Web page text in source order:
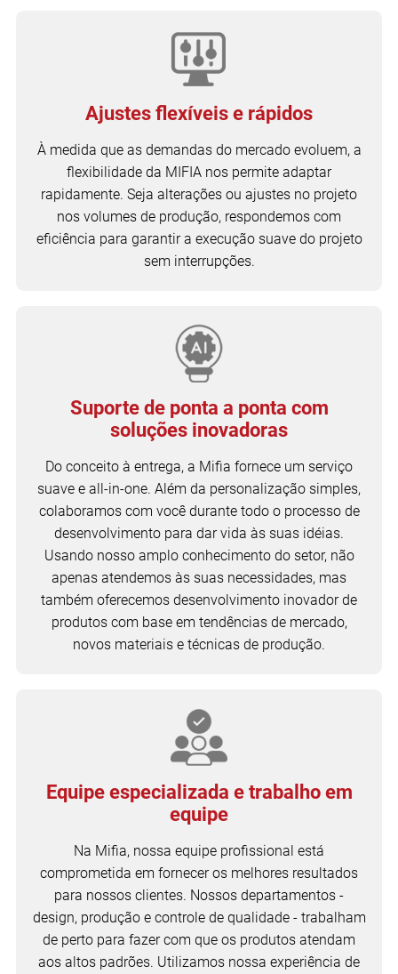
Ajustes flexíveis e rápidos
À medida que as demandas do mercado evoluem, a
flexibilidade da MIFIA nos permite adaptar
rapidamente. Seja alterações ou ajustes no projeto
nos volumes de produção, respondemos com
eficiência para garantir a execução suave do projeto
sem interrupções.
Suporte de ponta a ponta com
soluções inovadoras
Do conceito à entrega, a Mifia fornece um serviço
suave e all-in-one. Além da personalização simples,
colaboramos com você durante todo o processo de
desenvolvimento para dar vida às suas idéias.
Usando nosso amplo conhecimento do setor, não
apenas atendemos às suas necessidades, mas
também oferecemos desenvolvimento inovador de
produtos com base em tendências de mercado,
novos materiais e técnicas de produção.
Equipe especializada e trabalho em
equipe
Na Mifia, nossa equipe profissional está
comprometida em fornecer os melhores resultados
para nossos clientes. Nossos departamentos -
design, produção e controle de qualidade - trabalham
de perto para fazer com que os produtos atendam
aos altos padrões. Utilizamos nossa experiência de